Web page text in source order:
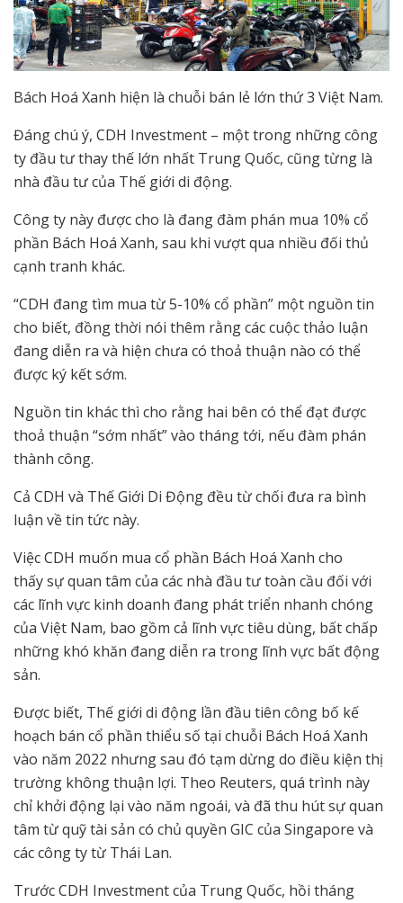
Bách Hoá Xanh hiện là chuỗi bán lẻ lớn thứ 3 Việt Nam.
Đáng chú ý, CDH Investment – một trong những công
ty đầu tư thay thế lớn nhất Trung Quốc, cũng từng là
nhà đầu tư của Thế giới di động.
Công ty này được cho là đang đàm phán mua 10% cổ
phần Bách Hoá Xanh, sau khi vượt qua nhiều đối thủ
cạnh tranh khác.
“CDH đang tìm mua từ 5-10% cổ phần” một nguồn tin
cho biết, đồng thời nói thêm rằng các cuộc thảo luận
đang diễn ra và hiện chưa có thoả thuận nào có thể
được ký kết sớm.
Nguồn tin khác thì cho rằng hai bên có thể đạt được
thoả thuận “sớm nhất” vào tháng tới, nếu đàm phán
thành công.
Cả CDH và Thế Giới Di Động đều từ chối đưa ra bình
luận về tin tức này.
Việc CDH muốn mua cổ phần Bách Hoá Xanh cho
thấy sự quan tâm của các nhà đầu tư toàn cầu đối với
các lĩnh vực kinh doanh đang phát triển nhanh chóng
của Việt Nam, bao gồm cả lĩnh vực tiêu dùng, bất chấp
những khó khăn đang diễn ra trong lĩnh vực bất động
sản.
Được biết, Thế giới di động lần đầu tiên công bố kế
hoạch bán cổ phần thiểu số tại chuỗi Bách Hoá Xanh
vào năm 2022 nhưng sau đó tạm dừng do điều kiện thị
trường không thuận lợi. Theo Reuters, quá trình này
chỉ khởi động lại vào năm ngoái, và đã thu hút sự quan
tâm từ quỹ tài sản có chủ quyền GIC của Singapore và
các công ty từ Thái Lan.
Trước CDH Investment của Trung Quốc, hồi tháng